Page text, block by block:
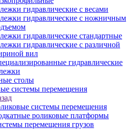
гидравлические с весами
гидравлические с ножничным
гидравлические стандартные
гидравлические с различной
вил
гидравлические
столы
системы перемещения
системы перемещения
роликовые платформы
перемещения грузов